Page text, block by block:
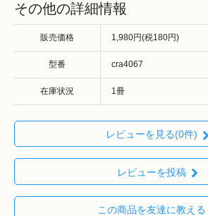
その他の詳細情報
販売価格 1,980円(税180円)
型番 cra4067
在庫状況 1冊
レビューを見る(0件)
レビューを投稿
この商品を友達に教える